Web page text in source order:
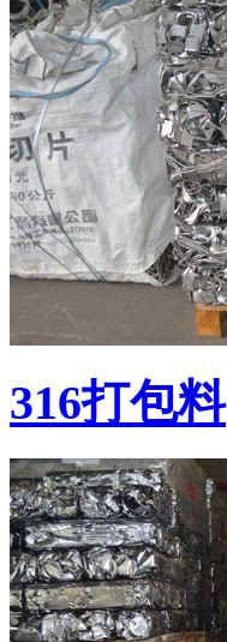
316打包料